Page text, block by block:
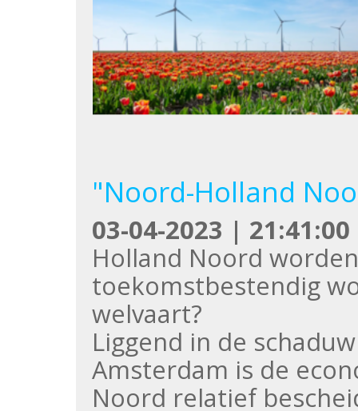
"Noord-Holland
03-04-2023 | 21:41:00
Holland Noord
toekomstbestendig
welvaart?
Liggend in de
Amsterdam is de
Noord relatief